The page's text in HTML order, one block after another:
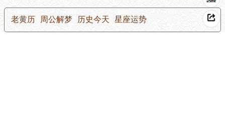
老黄历 周公解梦 历史今天 星座运势